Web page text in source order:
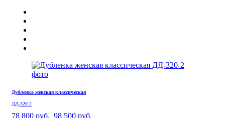
Дубленка женская классическая
ДД-320 2
78 800 руб. 98 500 руб.